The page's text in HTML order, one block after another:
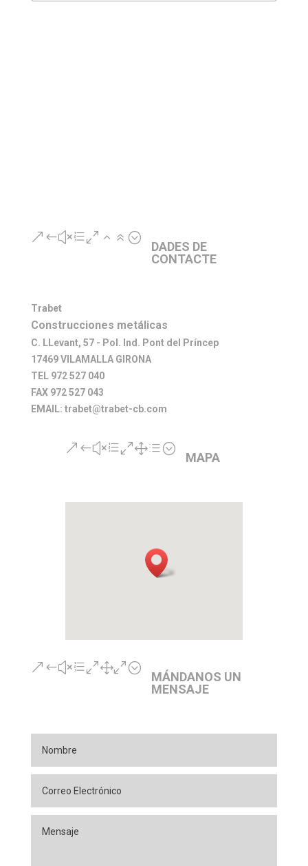
&#xe026;
DADES DE
CONTACTE
Trabet
Construcciones metálicas
C. LLevant, 57 - Pol. Ind. Pont del Príncep
17469 VILAMALLA GIRONA
TEL 972 527 040
FAX 972 527 043
EMAIL: trabet@trabet-cb.com
&#xe01d;
MAPA
&#xe010;
MÁNDANOS UN
MENSAJE